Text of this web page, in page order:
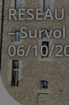
–
06/10/